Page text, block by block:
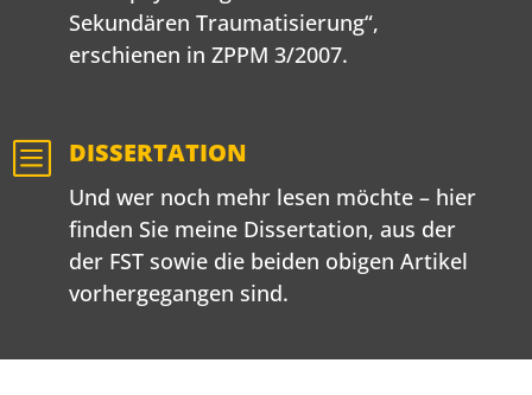
Sekundären Traumatisierung“,
erschienen in ZPPM 3/2007.
b DISSERTATION
Und wer noch mehr lesen möchte – hier
finden Sie meine Dissertation, aus der
der FST sowie die beiden obigen Artikel
vorhergegangen sind.